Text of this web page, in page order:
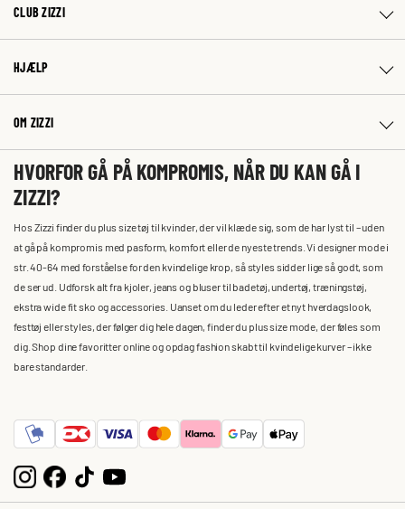
CLUB ZIZZI
HJÆLP
OM ZIZZI
HVORFOR GÅ PÅ KOMPROMIS, NÅR DU KAN GÅ I
ZIZZI?
Hos Zizzi finder du plus size tøj til kvinder, der vil klæde sig, som de har lyst til – uden
at gå på kompromis med pasform, komfort eller de nyeste trends. Vi designer mode i
str. 40-64 med forståelse for den kvindelige krop, så styles sidder lige så godt, som
de ser ud. Udforsk alt fra kjoler, jeans og bluser til badetøj, undertøj, træningstøj,
ekstra wide fit sko og accessories. Uanset om du leder efter et nyt hverdagslook,
festtøj eller styles, der følger dig hele dagen, finder du plus size mode, der føles som
dig. Shop dine favoritter online og opdag fashion skabt til kvindelige kurver – ikke
bare standarder.